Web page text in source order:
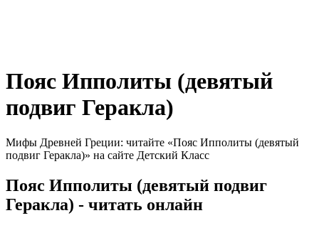
Пояс Ипполиты (девятый
подвиг Геракла)
Мифы Древней Греции: читайте «Пояс Ипполиты (девятый
подвиг Геракла)» на сайте Детский Класс
Пояс Ипполиты (девятый подвиг
Геракла) - читать онлайн